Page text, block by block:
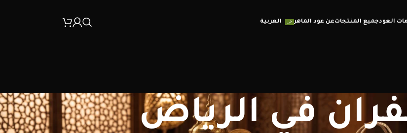
العودجميع المنتجاتعن عود الماهر العربية
في الرياض​